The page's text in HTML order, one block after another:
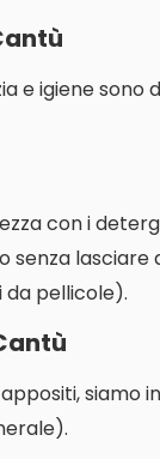
e igiene sono
con i
lasciare
pellicole).
siamo